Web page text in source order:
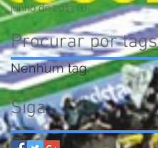
junho de 2013 (1)1 post
Procurar por tags
Nenhum tag.
Siga